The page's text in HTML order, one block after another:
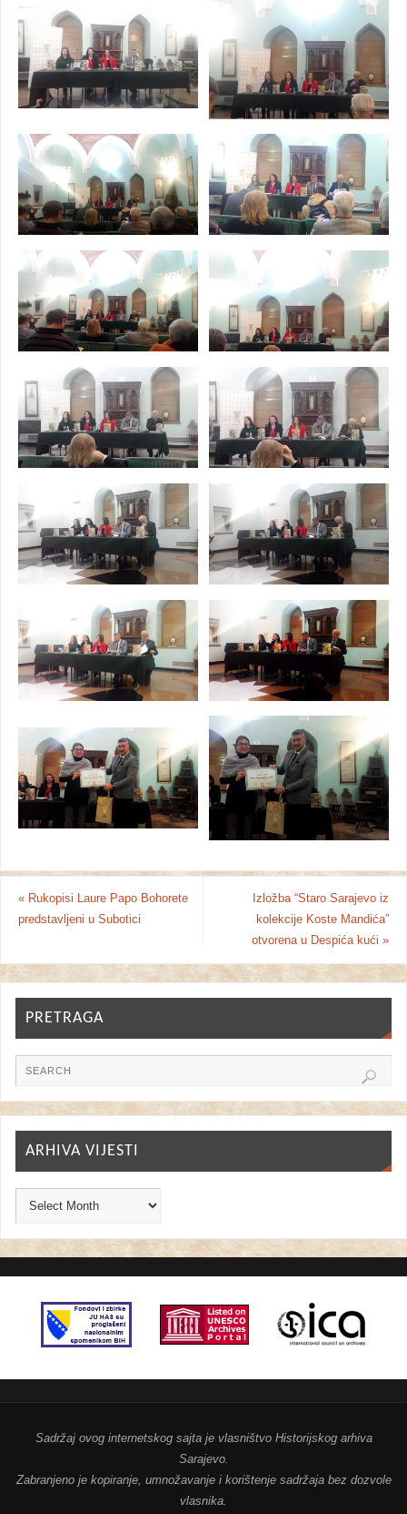
«Rukopisi Laure Papo Bohorete
predstavljeni u Subotici
Izložba “Staro Sarajevo iz
kolekcije Koste Mandića”
otvorena u Despića kući»
PRETRAGA
ARHIVA VIJESTI
Sadržaj ovog internetskog sajta je vlasništvo Historijskog arhiva
Sarajevo.
Zabranjeno je kopiranje, umnožavanje i korištenje sadržaja bez dozvole
vlasnika.